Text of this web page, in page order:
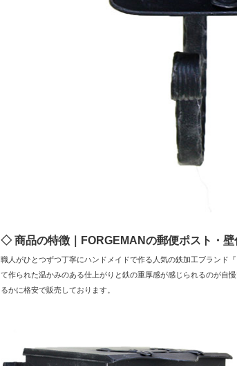
◇ 商品の特徴｜FORGEMANの郵便ポスト・壁
職人がひとつずつ丁寧にハンドメイドで作る人気の鉄加工ブランド
て作られた温かみのある仕上がりと鉄の重厚感が感じられるのが自
るかに格安で販売しております。